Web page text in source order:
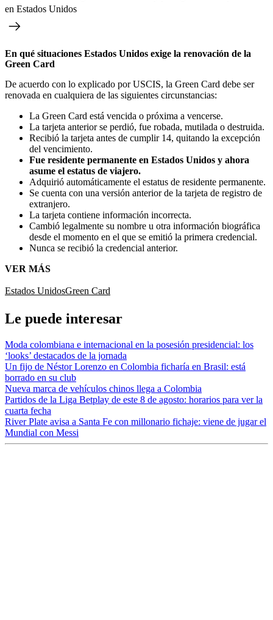
en Estados Unidos
En qué situaciones Estados Unidos exige la renovación de la
Green Card
De acuerdo con lo explicado por USCIS, la Green Card debe ser
renovada en cualquiera de las siguientes circunstancias:
La Green Card está vencida o próxima a vencerse.
La tarjeta anterior se perdió, fue robada, mutilada o destruida.
Recibió la tarjeta antes de cumplir 14, quitando la excepción
del vencimiento.
Fue residente permanente en Estados Unidos y ahora
asume el estatus de viajero.
Adquirió automáticamente el estatus de residente permanente.
Se cuenta con una versión anterior de la tarjeta de registro de
extranjero.
La tarjeta contiene información incorrecta.
Cambió legalmente su nombre u otra información biográfica
desde el momento en el que se emitió la primera credencial.
Nunca se recibió la credencial anterior.
VER MÁS
Estados UnidosGreen Card
Le puede interesar
Moda colombiana e internacional en la posesión presidencial: los
‘looks’ destacados de la jornada
Un fijo de Néstor Lorenzo en Colombia ficharía en Brasil: está
borrado en su club
Nueva marca de vehículos chinos llega a Colombia
Partidos de la Liga Betplay de este 8 de agosto: horarios para ver la
cuarta fecha
River Plate avisa a Santa Fe con millonario fichaje: viene de jugar el
Mundial con Messi